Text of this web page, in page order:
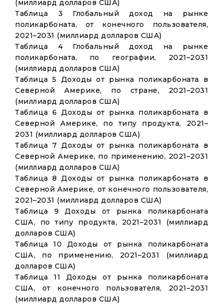
(миллиард долларов США)
Таблица 3 Глобальный доход на рынке
поликарбоната, от конечного пользователя,
2021–2031 (миллиард долларов США)
Таблица 4 Глобальный доход на рынке
поликарбоната, по географии, 2021–2031
(миллиард долларов США)
Таблица 5 Доходы от рынка поликарбоната в
Северной Америке, по стране, 2021–2031
(миллиард долларов США)
Таблица 6 Доходы от рынка поликарбоната в
Северной Америке, по типу продукта, 2021–
2031 (миллиард долларов США)
Таблица 7 Доходы от рынка поликарбоната в
Северной Америке, по применению, 2021–2031
(миллиард долларов США)
Таблица 8 Доходы от рынка поликарбоната в
Северной Америке, от конечного пользователя,
2021–2031 (миллиард долларов США)
Таблица 9 Доходы от рынка поликарбоната
США, по типу продукта, 2021–2031 (миллиард
долларов США)
Таблица 10 Доходы от рынка поликарбоната
США, по применению, 2021–2031 (миллиард
долларов США)
Таблица 11 Доходы от рынка поликарбоната
США, от конечного пользователя, 2021–2031
(миллиард долларов США)